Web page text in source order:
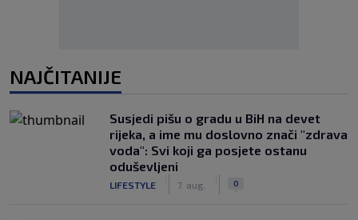
NAJČITANIJE
Susjedi pišu o gradu u BiH na devet
rijeka, a ime mu doslovno znači "zdrava
voda": Svi koji ga posjete ostanu
oduševljeni
LIFESTYLE 7. aug. 0